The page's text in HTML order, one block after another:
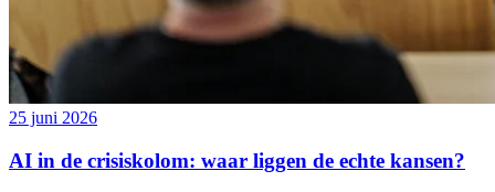
25 juni 2026
AI in de crisiskolom: waar liggen de echte kansen?